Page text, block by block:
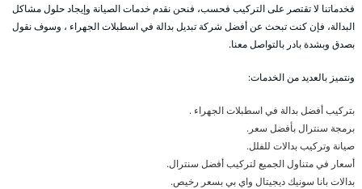
فخدماتنا لا تقتصر على التركيب فحسب، فنحن نقدم خدمات الصيانة وإيجاد حلول مشاكل
البدالة، فإن كنت تبحث عن أفضل شركة تبديل بدالة في اسطبلات الجهراء ، وسوف نقول
بصدق وبشدة بادر بالتواصل معنا.
ونتميز بالعديد من الخدمات:
بتركيب أفضل بدالة في اسطبلات الجهراء .
برمجة سنترال بأفضل سعر.
صيانة وتركيب بدالات للفلل.
أسعار في متناول الجميع لتركيب أفضل سنترال.
بدالات بانا سونيك ديجيتال واي بي بسعر رخيص.